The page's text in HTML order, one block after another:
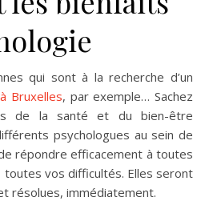
qui sont à la recherche d’un
Bruxelles, par exemple… Sachez
de la santé et du bien-être
psychologues au sein de
répondre efficacement à toutes
toutes vos difficultés. Elles seront
résolues, immédiatement.